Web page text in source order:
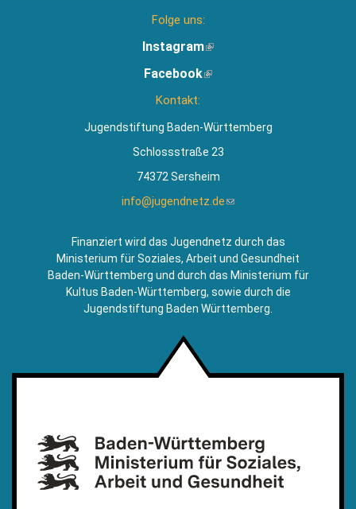
Folge uns:
Instagram(Link
extern)
Facebook(Link
Kontakt:
Jugendstiftung Baden-Württemberg
Schlossstraße 23
74372 Sersheim
info@jugendnetz.de(Link
Mail)
Finanziert wird das Jugendnetz durch das
Ministerium für Soziales, Arbeit und Gesundheit
Baden-Württemberg und durch das Ministerium für
Kultus Baden-Württemberg, sowie durch die
Jugendstiftung Baden Württemberg.